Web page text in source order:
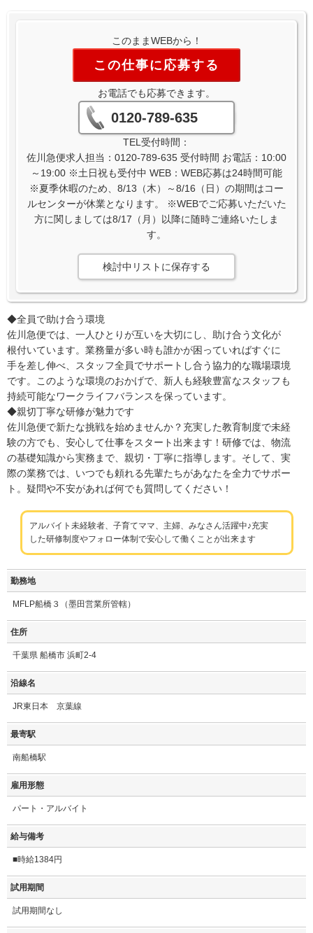
このままWEBから！
この仕事に応募する
お電話でも応募できます。
0120-789-635
TEL受付時間：
佐川急便求人担当：0120-789-635 受付時間 お電話：10:00
～19:00 ※土日祝も受付中 WEB：WEB応募は24時間可能
※夏季休暇のため、8/13（木）～8/16（日）の期間はコー
ルセンターが休業となります。 ※WEBでご応募いただいた
方に関しましては8/17（月）以降に随時ご連絡いたしま
す。
検討中リストに保存する
◆全員で助け合う環境
佐川急便では、一人ひとりが互いを大切にし、助け合う文化が
根付いています。業務量が多い時も誰かが困っていればすぐに
手を差し伸べ、スタッフ全員でサポートし合う協力的な職場環境
です。このような環境のおかげで、新人も経験豊富なスタッフも
持続可能なワークライフバランスを保っています。
◆親切丁寧な研修が魅力です
佐川急便で新たな挑戦を始めませんか？充実した教育制度で未経
験の方でも、安心して仕事をスタート出来ます！研修では、物流
の基礎知識から実務まで、親切・丁寧に指導します。そして、実
際の業務では、いつでも頼れる先輩たちがあなたを全力でサポー
ト。疑問や不安があれば何でも質問してください！
アルバイト未経験者、子育てママ、主婦、みなさん活躍中♪充実
した研修制度やフォロー体制で安心して働くことが出来ます
勤務地
MFLP船橋３（墨田営業所管轄）
住所
千葉県 船橋市 浜町2-4
沿線名
JR東日本 京葉線
最寄駅
南船橋駅
雇用形態
パート・アルバイト
給与備考
■時給1384円
試用期間
試用期間なし